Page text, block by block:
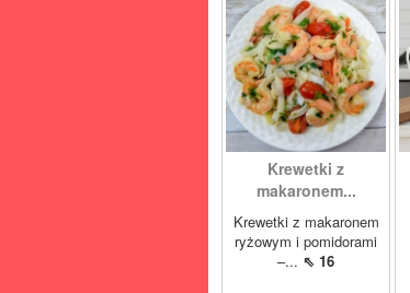
Krewetki z
makaronem...
Krewetki z makaronem
ryżowym i pomidorami
–... ⇖ 16